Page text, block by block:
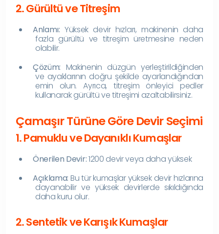
2. Gürültü ve Titreşim
Anlamı: Yüksek devir hızları, makinenin daha
fazla gürültü ve titreşim üretmesine neden
olabilir.
Çözüm: Makinenin düzgün yerleştirildiğinden
ve ayaklarının doğru şekilde ayarlandığından
emin olun. Ayrıca, titreşim önleyici pedler
kullanarak gürültü ve titreşimi azaltabilirsiniz.
Çamaşır Türüne Göre Devir Seçimi
1. Pamuklu ve Dayanıklı Kumaşlar
Önerilen Devir:1200 devir veya daha yüksek
Açıklama: Bu tür kumaşlar yüksek devir hızlarına
dayanabilir ve yüksek devirlerde sıkıldığında
daha kuru olur.
2. Sentetik ve Karışık Kumaşlar